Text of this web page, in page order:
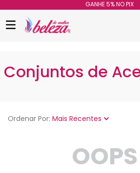
GANHE 5% NO PIX
Conjuntos de
Ordenar Por Mais Recentes